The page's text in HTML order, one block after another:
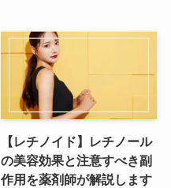
【レチノイド】レチノール
の美容効果と注意すべき副
作用を薬剤師が解説します